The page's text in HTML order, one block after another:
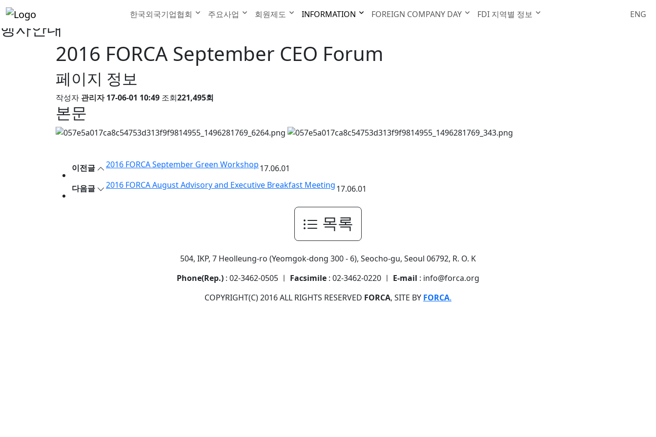
한국외국기업협회 주요사업 회원제도 INFORMATION FOREIGN COMPANY DAY FDI 지역별 정보 ENG
INFORMATION 행사안내
행사안내
2016 FORCA September CEO Forum
페이지 정보
작성자 관리자 17-06-01 10:49 조회221,495회
본문
이전글 2016 FORCA September Green Workshop17.06.01
다음글
2016 FORCA August Advisory and Executive Breakfast Meeting17.06.01
목록
504, IKP, 7 Heolleung-ro (Yeomgok-dong 300 - 6), Seocho-gu, Seoul 06792, R. O. K
Phone(Rep.) : 02-3462-0505 ㅣ Facsimile : 02-3462-0220 ㅣ E-mail : info@forca.org
COPYRIGHT(C) 2016 ALL RIGHTS RESERVED FORCA, SITE BY FORCA.